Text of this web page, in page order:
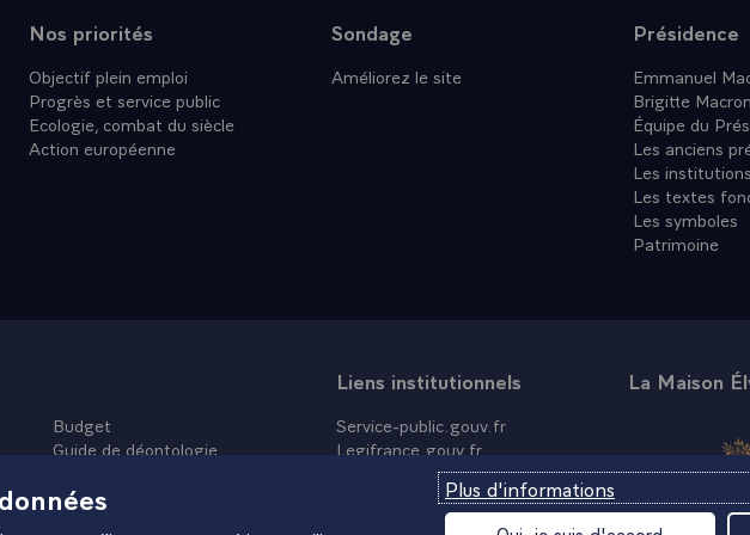
Nos priorités
Objectif plein emploi
Progrès et service public
Ecologie, combat du siècle
Action européenne
Sondage
Améliorez le site
Présidence
Emmanuel
Brigitte Macron
Équipe du
Les anciens
Les institutions
Les textes
Les symboles
Patrimoine
Budget
Guide de déontologie
Plan du site
Liens institutionnels
Service-public.gouv.fr
Legifrance.gouv.fr
La Maison
Plus d'informations